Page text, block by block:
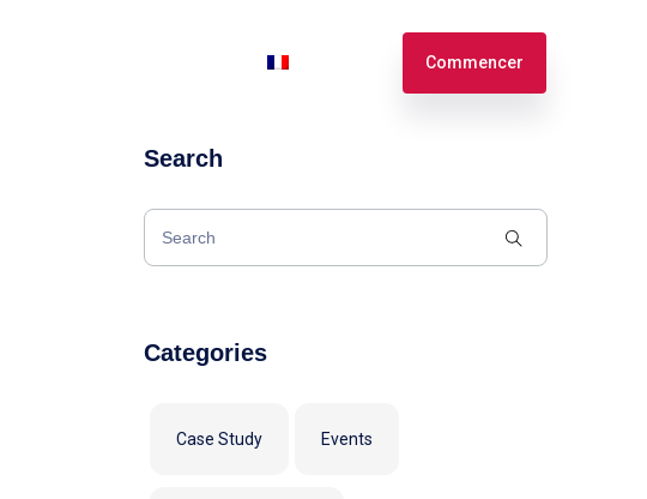
Commencer
Search
Categories
Case Study Events